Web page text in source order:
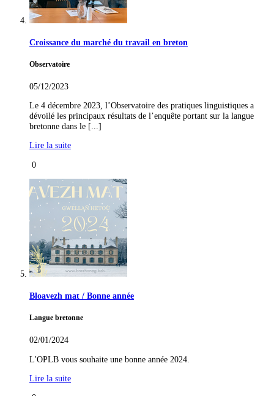
Croissance du marché du travail en breton
Observatoire
05/12/2023
Le 4 décembre 2023, l’Observatoire des pratiques linguistiques a
dévoilé les principaux résultats de l’enquête portant sur la langue
bretonne dans le [...]
Lire la suite
0
Bloavezh mat / Bonne année
Langue bretonne
02/01/2024
L'OPLB vous souhaite une bonne année 2024.
Lire la suite